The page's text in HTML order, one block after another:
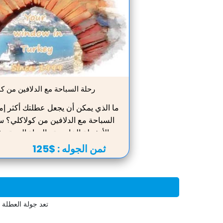
قبل العديد من القادمين إلى هنا. فور وصولك إلى د
رحلة السباحة مع الدلافين من
ما الذي يمكن أن يجعل عطلتك أكثر
السباحة مع الدلافين من
الأنشطة الخارجية والحياة البرية
الترفيه ، والذي سيتيح لك
الحياة البحرية. هذا النوع من
المشتركة وفقًا لبرنامج منظم
لكل من الدلافين والزوار.
الحيوانات ستمنحك ذكريات لا
ثمن الجوله : $125
تعد جولة